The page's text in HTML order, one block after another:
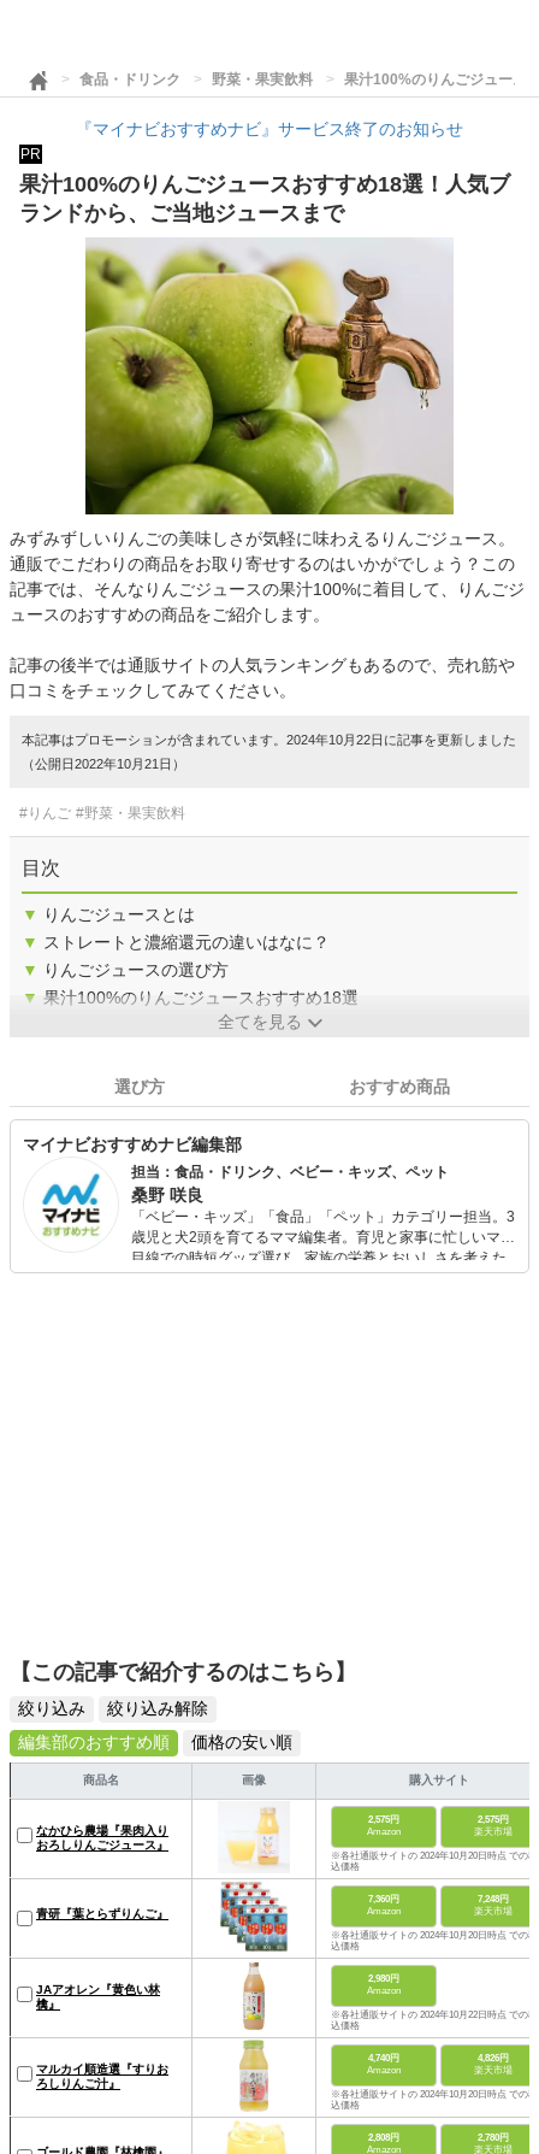
食品・ドリンク 野菜・果実飲料 果汁100%のりんごジュース
『マイナビおすすめナビ』サービス終了のお知らせ
PR
果汁100%のりんごジュースおすすめ18選！人気ブ
ランドから、ご当地ジュースまで
みずみずしいりんごの美味しさが気軽に味わえるりんごジュース。
通販でこだわりの商品をお取り寄せするのはいかがでしょう？この
記事では、そんなりんごジュースの果汁100%に着目して、りんごジ
ュースのおすすめの商品をご紹介します。
記事の後半では通販サイトの人気ランキングもあるので、売れ筋や
口コミをチェックしてみてください。
本記事はプロモーションが含まれています。2024年10月22日に記事を更新しました
（公開日2022年10月21日）
#りんご #野菜・果実飲料
目次
▼
りんごジュースとは
▼ ストレートと濃縮還元の違いはなに？
▼
りんごジュースの選び方
▼ 果汁100%のりんごジュースおすすめ18選
全てを見る
選び方 おすすめ商品
マイナビおすすめナビ編集部
担当：食品・ドリンク、ベビー・キッズ、ペット
桑野 咲良
「ベビー・キッズ」「食品」「ペット」カテゴリー担当。3
歳児と犬2頭を育てるママ編集者。育児と家事に忙しいママ
目線での時短グッズ選び、家族の栄養とおいしさを考えた
食品選び、束の間のリラックスタイムを楽しむためのスイ
【この記事で紹介するのはこちら】
絞り込み
絞り込み解除
編集部のおすすめ順
価格の安い順
商品名 画像 購入サイト
なかひら農場『果肉入り
おろしりんごジュース』
2,575円
Amazon
2,575円
楽天市場
※各社通販サイトの 2024年10月20日時点 での税
込価格
青研『葉とらずりんご』
7,360円
Amazon
7,248円
楽天市場
※各社通販サイトの 2024年10月20日時点 での税
込価格
JAアオレン『黄色い林
檎』
2,980円
Amazon
※各社通販サイトの 2024年10月22日時点 での税
込価格
マルカイ順造選『すりお
ろしりんご汁』
4,740円
Amazon
4,826円
楽天市場
※各社通販サイトの 2024年10月20日時点 での税
込価格
2,808円
Amazon
2,780円
楽天市場